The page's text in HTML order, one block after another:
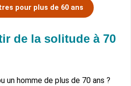
pour plus de 60 ans
de la solitude à 70
un homme de plus de 70 ans ?